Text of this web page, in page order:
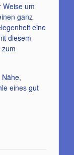
Weise um
ganz
eine
diesem
eines gut